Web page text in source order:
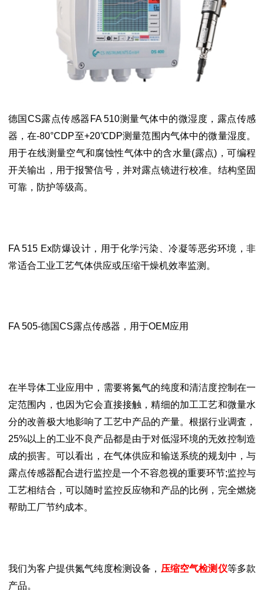
德国CS露点传感器FA 510测量气体中的微湿度，露点传感
器，在-80°CDP至+20℃DP测量范围内气体中的微量湿度。
用于在线测量空气和腐蚀性气体中的含水量(露点)，可编程
开关输出，用于报警信号，并对露点镜进行校准。结构坚固
可靠，防护等级高。
FA 515 Ex防爆设计，用于化学污染、冷凝等恶劣环境，非
常适合工业工艺气体供应或压缩干燥机效率监测。
FA 505-德国CS露点传感器，用于OEM应用
在半导体工业应用中，需要将氮气的纯度和清洁度控制在一
定范围内，也因为它会直接接触，精细的加工工艺和微量水
分的改善极大地影响了工艺中产品的产量。根据行业调査，
25%以上的工业不良产品都是由于对低湿环境的无效控制造
成的损害。可以看出，在气体供应和输送系统的规划中，与
露点传感器配合进行监控是一个不容忽视的重要环节;监控与
工艺相结合，可以随时监控反应物和产品的比例，完全燃烧
帮助工厂节约成本。
我们为客户提供氮气纯度检测设备， 压缩空气检测仪等多款
产品。